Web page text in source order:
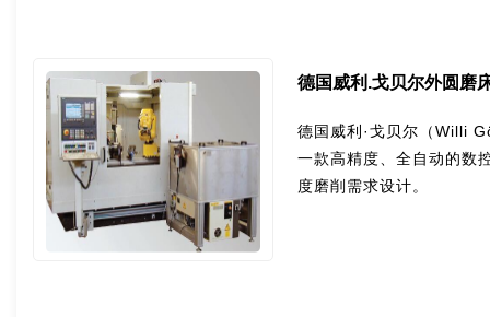
德国威利.戈贝尔外圆磨
德国威利·戈贝尔（Willi
一款高精度、全自动的数
度磨削需求设计。